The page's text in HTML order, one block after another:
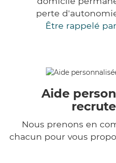
perte
Être rappelé
Aide
Nous prenons en
chacun pour vous